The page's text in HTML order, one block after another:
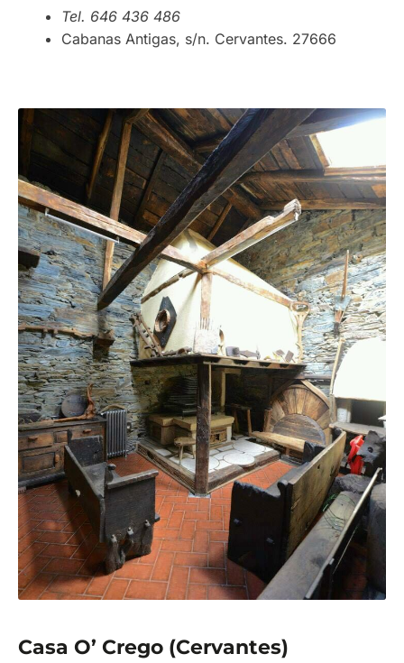
Tel. 646 436 486
Cabanas Antigas, s/n. Cervantes. 27666
Casa O’ Crego (Cervantes)